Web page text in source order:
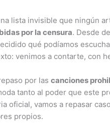
lista invisible que ningún
por la censura. Desde
qué podíamos
venimos a contarte, con
por lascanciones
tanto al poder que este
oficial, vamos a repasar
propios.